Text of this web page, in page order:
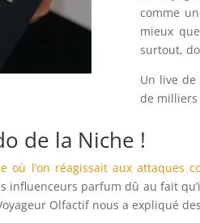
comme
mieux
surtout,
Un live
de milliers
de la Niche !
où l’on réagissait aux attaques
influenceurs parfum dû au fait
Olfactif nous a expliqué